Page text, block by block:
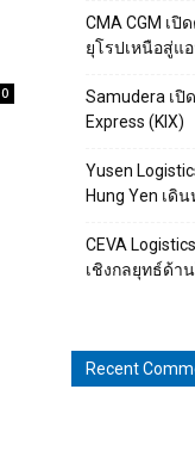
0
CMA CGM เปิ
ยุโรปเหนือสู่แ
Samudera เปิ
Express (KIX)
Yusen
Hung Yen เดิ
CEVA
เชิงกลยุทธ์ด้า
Recent